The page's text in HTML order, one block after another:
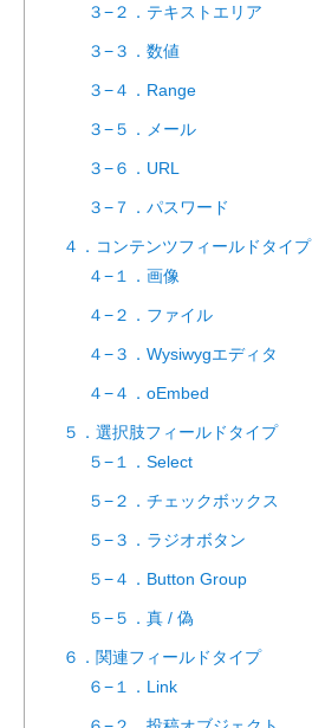
３−２．テキストエリア
３−３．数値
３−４．Range
３−５．メール
３−６．URL
３−７．パスワード
４．コンテンツフィールドタイプ
４−１．画像
４−２．ファイル
４−３．Wysiwygエディタ
４−４．oEmbed
５．選択肢フィールドタイプ
５−１．Select
５−２．チェックボックス
５−３．ラジオボタン
５−４．Button Group
５−５．真 / 偽
６．関連フィールドタイプ
６−１．Link